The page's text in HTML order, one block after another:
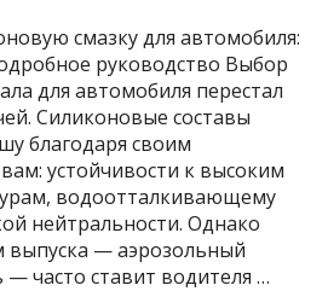
смазку для автомобиля:
руководство Выбор
для автомобиля перестал
Силиконовые составы
благодаря своим
устойчивости к высоким
водоотталкивающему
нейтральности. Однако
выпуска — аэрозольный
— часто ставит водителя …